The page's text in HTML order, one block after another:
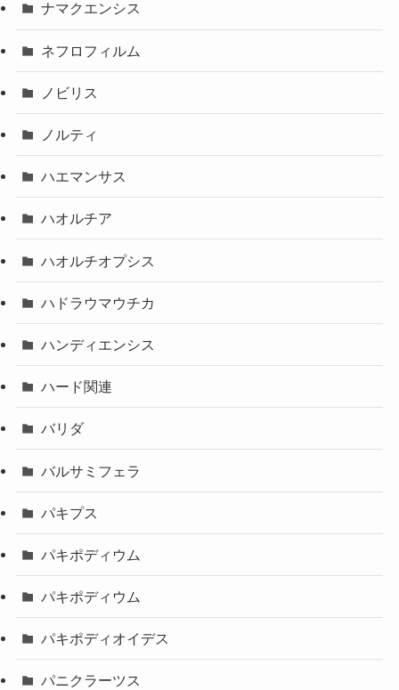
ナマクエンシス
ネフロフィルム
ノビリス
ノルティ
ハエマンサス
ハオルチア
ハオルチオプシス
ハドラウマウチカ
ハンディエンシス
ハード関連
バリダ
バルサミフェラ
パキプス
パキポディウム
パキポディウム
パキポディオイデス
パニクラーツス